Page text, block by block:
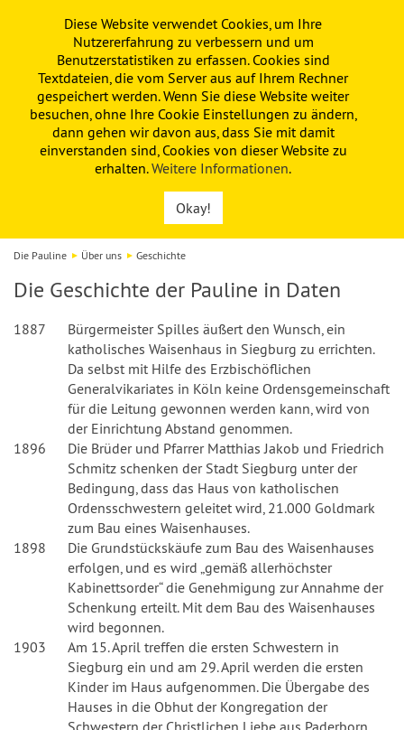
PAULINE KITA FÖRDERVEREIN
Die Pauline Über uns Geschichte
Die Geschichte der Pauline in Daten
1887
Bürgermeister Spilles äußert den Wunsch, ein
katholisches Waisenhaus in Siegburg zu errichten.
Da selbst mit Hilfe des Erzbischöflichen
Generalvikariates in Köln keine Ordensgemeinschaft
für die Leitung gewonnen werden kann, wird von
der Einrichtung Abstand genommen.
1896
Die Brüder und Pfarrer Matthias Jakob und Friedrich
Schmitz schenken der Stadt Siegburg unter der
Bedingung, dass das Haus von katholischen
Ordensschwestern geleitet wird, 21.000 Goldmark
zum Bau eines Waisenhauses.
1898
Die Grundstückskäufe zum Bau des Waisenhauses
erfolgen, und es wird „gemäß allerhöchster
Kabinettsorder“ die Genehmigung zur Annahme der
Schenkung erteilt. Mit dem Bau des Waisenhauses
wird begonnen.
1903
Am 15. April treffen die ersten Schwestern in
Siegburg ein und am 29. April werden die ersten
Kinder im Haus aufgenommen. Die Übergabe des
Hauses in die Obhut der Kongregation der
Schwestern der Christlichen Liebe aus Paderborn
Diese Website verwendet Cookies, um Ihre
Nutzererfahrung zu verbessern und um
Benutzerstatistiken zu erfassen. Cookies sind
Textdateien, die vom Server aus auf Ihrem Rechner
gespeichert werden. Wenn Sie diese Website weiter
besuchen, ohne Ihre Cookie Einstellungen zu ändern,
dann gehen wir davon aus, dass Sie mit damit
einverstanden sind, Cookies von dieser Website zu
erhalten.Weitere Informationen.
Okay!